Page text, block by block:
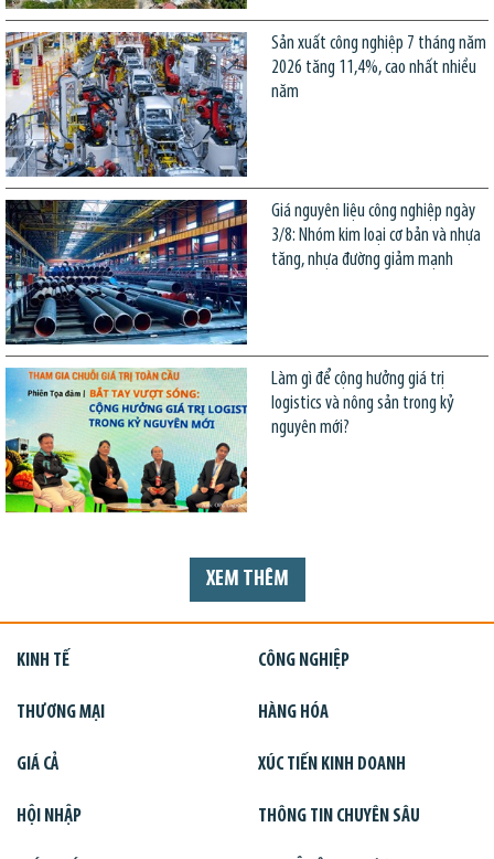
Sản xuất công nghiệp 7 tháng năm
2026 tăng 11,4%, cao nhất nhiều
năm
Giá nguyên liệu công nghiệp ngày
3/8: Nhóm kim loại cơ bản và nhựa
tăng, nhựa đường giảm mạnh
Làm gì để cộng hưởng giá trị
logistics và nông sản trong kỷ
nguyên mới?
XEM THÊM
KINH TẾ CÔNG NGHIỆP
THƯƠNG MẠI HÀNG HÓA
GIÁ CẢ XÚC TIẾN KINH DOANH
HỘI NHẬP THÔNG TIN CHUYÊN SÂU